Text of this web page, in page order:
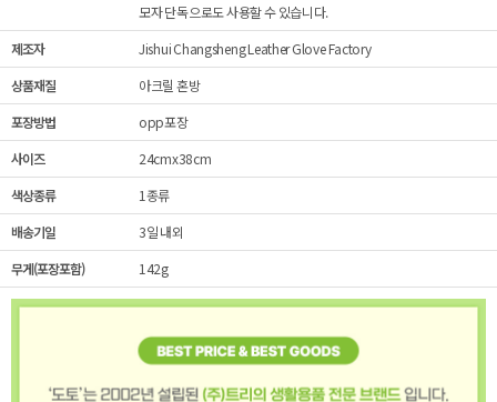
모자 단독으로도 사용할 수 있습니다.
제조자
Jishui Changsheng Leather Glove Factory
상품재질
아크릴 혼방
포장방법
opp포장
사이즈
24cmx38cm
색상종류
1종류
배송기일
3일 내외
무게(포장포함)
142g